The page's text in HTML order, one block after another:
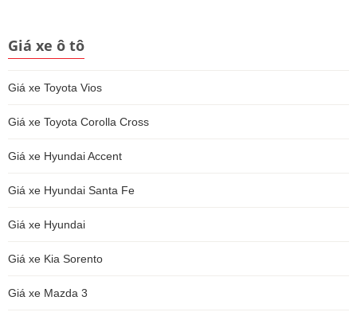
Giá xe ô tô
Giá xe Toyota Vios
Giá xe Toyota Corolla Cross
Giá xe Hyundai Accent
Giá xe Hyundai Santa Fe
Giá xe Hyundai
Giá xe Kia Sorento
Giá xe Mazda 3